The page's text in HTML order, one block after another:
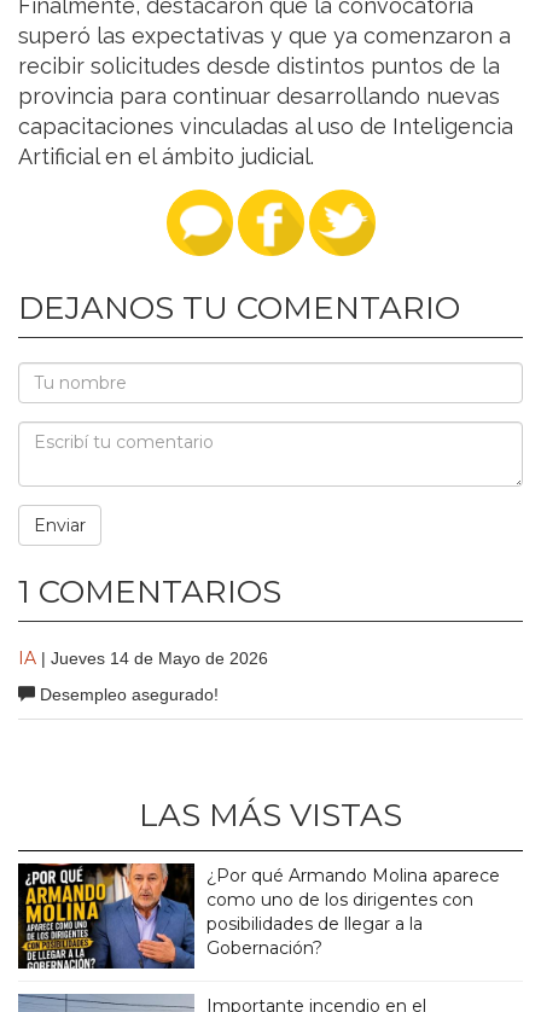
Finalmente, destacaron que la convocatoria
superó las expectativas y que ya comenzaron a
recibir solicitudes desde distintos puntos de la
provincia para continuar desarrollando nuevas
capacitaciones vinculadas al uso de Inteligencia
Artificial en el ámbito judicial.
DEJANOS TU COMENTARIO
1 COMENTARIOS
IA | Jueves 14 de Mayo de 2026
Desempleo asegurado!
LAS MÁS VISTAS
¿Por qué Armando Molina aparece
como uno de los dirigentes con
posibilidades de llegar a la
Gobernación?
Importante incendio en el